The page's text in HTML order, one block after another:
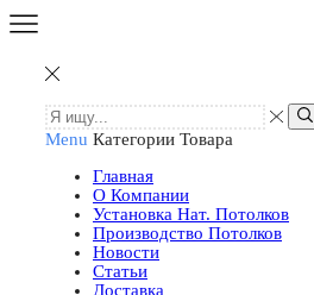
Menu Категории Товара
Главная
О Компании
Установка Нат. Потолков
Производство Потолков
Новости
Статьи
Доставка